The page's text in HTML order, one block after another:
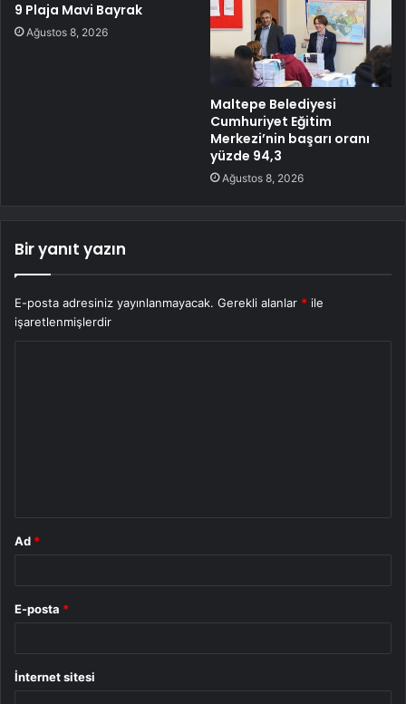
9 Plaja Mavi Bayrak
Ağustos 8, 2026
Maltepe Belediyesi
Cumhuriyet Eğitim
Merkezi’nin başarı oranı
yüzde 94,3
Ağustos 8, 2026
Bir yanıt yazın
E-posta adresiniz yayınlanmayacak. Gerekli alanlar * ile
işaretlenmişlerdir
Ad *
E-posta *
İnternet sitesi